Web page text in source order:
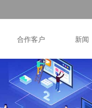
合作客户 新闻